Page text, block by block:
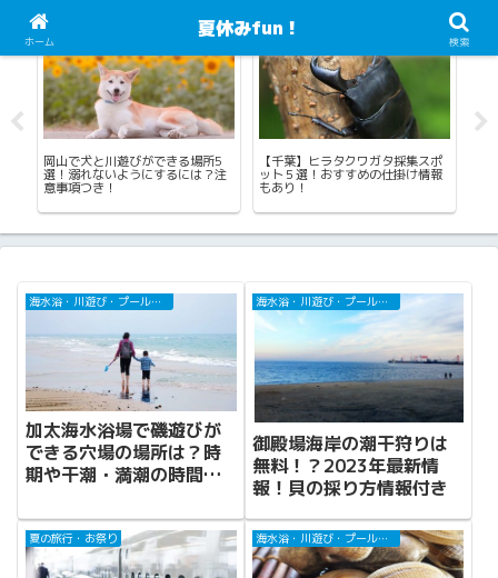
岡山で犬と川遊びができる場所5
選！溺れないようにするには？注
意事項つき！
【千葉】ヒラタクワガタ採集スポ
ット５選！おすすめの仕掛け情報
もあり！
海水浴・川遊び・プール・じゃぶじゃぶ池
加太海水浴場で磯遊びが
できる穴場の場所は？時
期や干潮・満潮の時間
海水浴・川遊び・プール・じゃぶじゃぶ池
御殿場海岸の潮干狩りは
無料！？2023年最新情
報！貝の採り方情報付き
夏の旅行・お祭り 海水浴・川遊び・プール・じゃぶじゃぶ池
ホーム
夏休みfun！
検索